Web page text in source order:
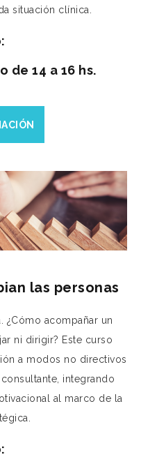
situación clínica.
de 14 a 16 hs.
las personas
¿Cómo acompañar un
ni dirigir? Este curso
a modos no directivos
integrando
al marco de la